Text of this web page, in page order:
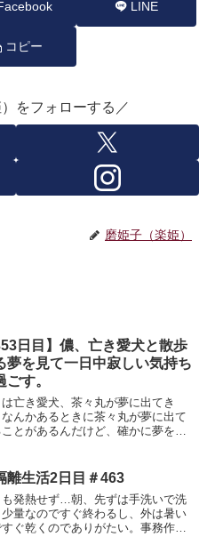
LINE
コピー
をフォローする／
磨姫子（楽姫）
日目】儂、亡き愛犬と散歩
夢を見て一日中寂しい気持ち
ごす。
亡き愛犬、茶々丸が夢に出てき
なんかあるときに茶々丸が夢に出て
ことがあるんだけど、確かに夢を見
したけど、夢の内容は茶々丸が私
たことに喜び...
離生活2日目＃463
も発熱せず…朝、先ずは手洗いで洗
量なのですぐ終わるし、外は暑い
ぐ乾くのでありがたい。事務作業